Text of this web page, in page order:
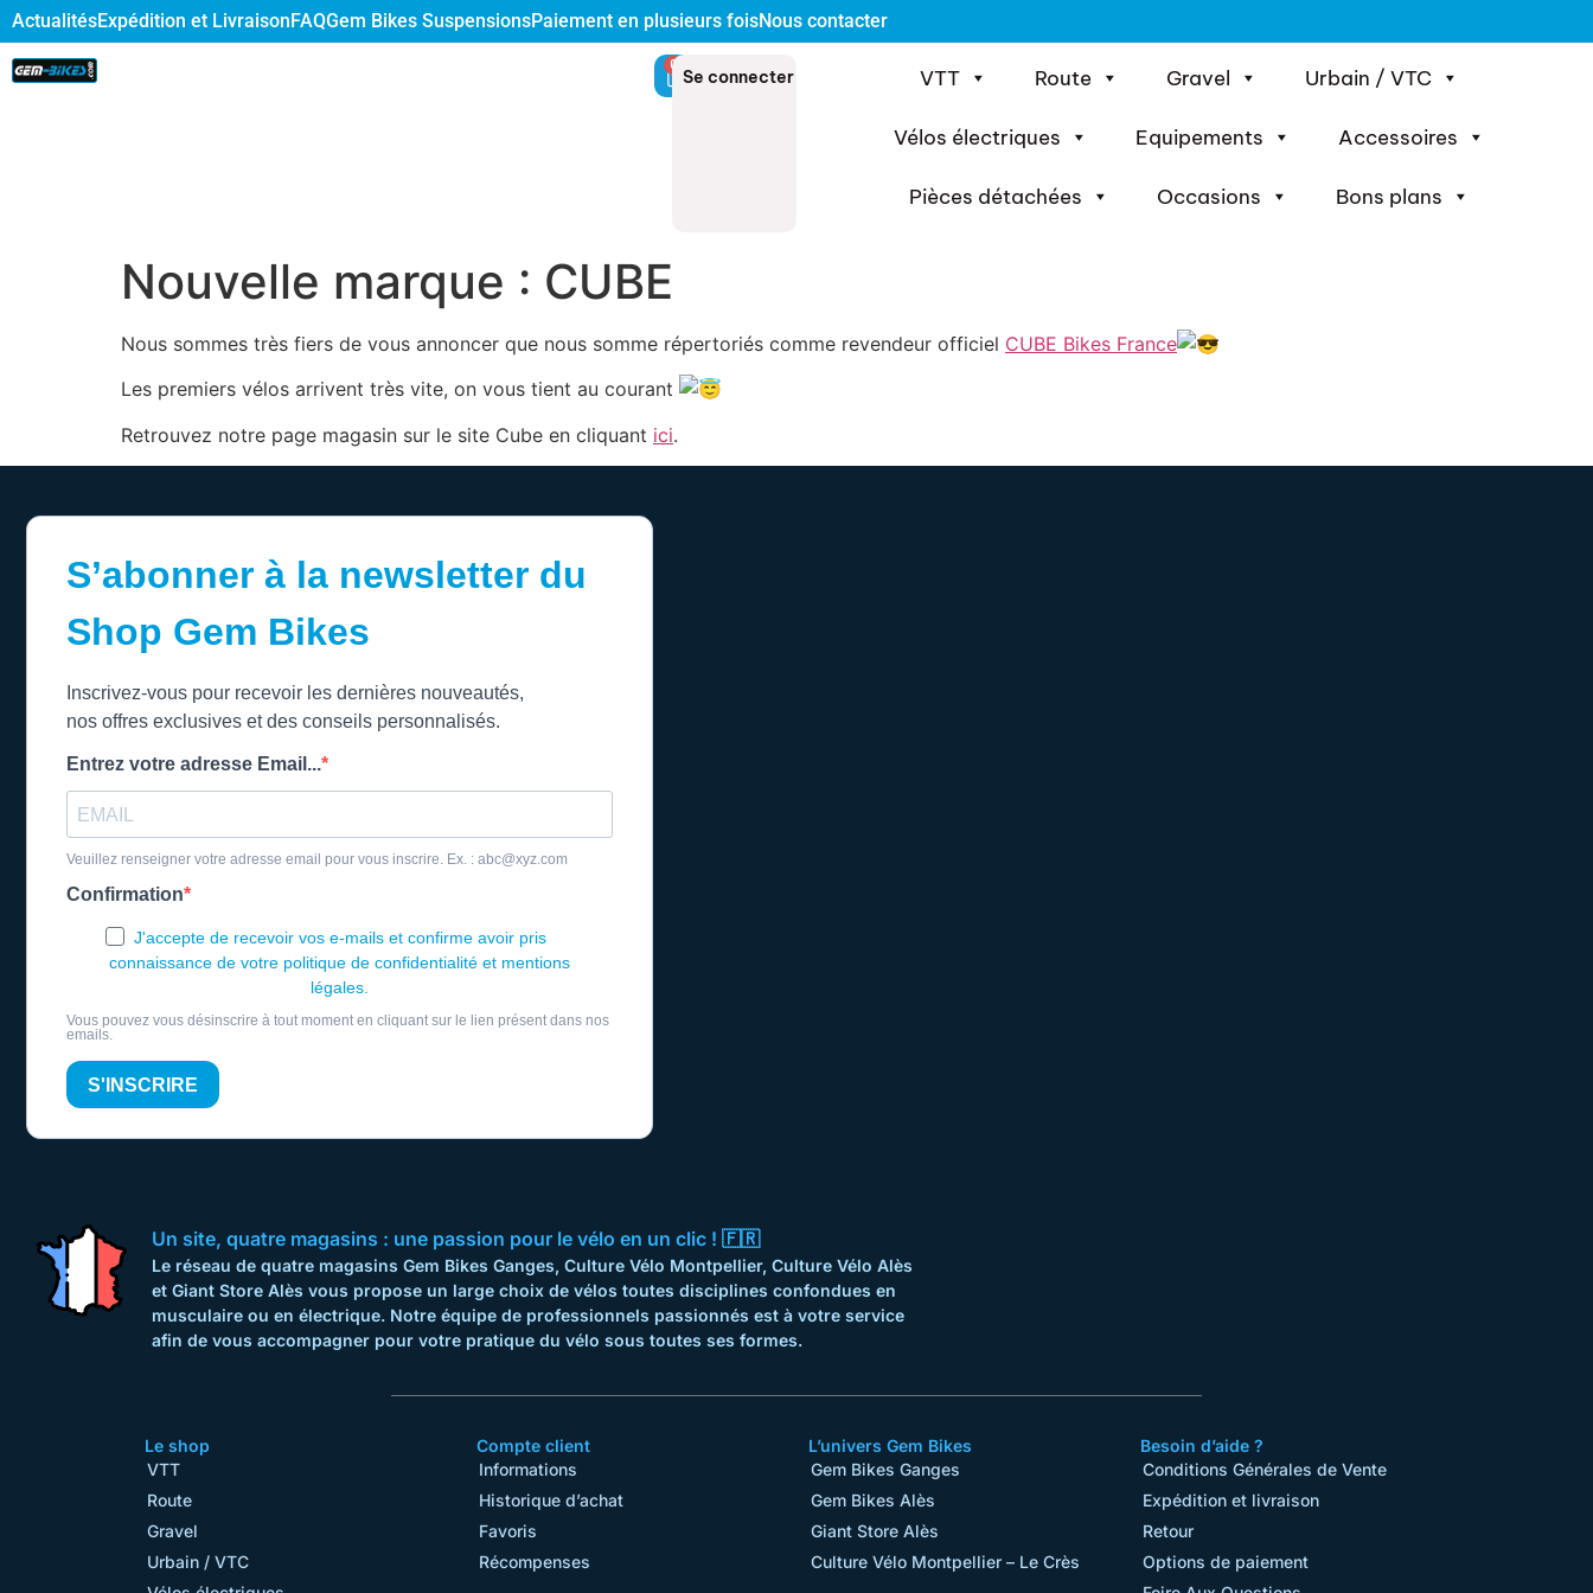
ActualitésExpédition et LivraisonFAQGem Bikes SuspensionsPaiement en plusieurs foisNous contacter
0
Se connecter VTT Route Gravel Urbain / VTC
Vélos électriques Equipements Accessoires
Pièces détachées Occasions Bons plans
Nouvelle marque : CUBE
Nous sommes très fiers de vous annoncer que nous somme répertoriés comme revendeur officiel CUBE Bikes France
Les premiers vélos arrivent très vite, on vous tient au courant
Retrouvez notre page magasin sur le site Cube en cliquant ici.
S’abonner à la newsletter du
Shop Gem Bikes
Inscrivez-vous pour recevoir les dernières nouveautés,
nos offres exclusives et des conseils personnalisés.
Entrez votre adresse Email...
Veuillez renseigner votre adresse email pour vous inscrire. Ex. : abc@xyz.com
Confirmation
J'accepte de recevoir vos e-mails et confirme avoir pris
connaissance de votre politique de confidentialité et mentions
légales.
Vous pouvez vous désinscrire à tout moment en cliquant sur le lien présent dans nos
emails.
S'INSCRIRE
Un site, quatre magasins : une passion pour le vélo en un clic ! 🇫🇷
Le réseau de quatre magasins Gem Bikes Ganges, Culture Vélo Montpellier, Culture Vélo Alès
et Giant Store Alès vous propose un large choix de vélos toutes disciplines confondues en
musculaire ou en électrique. Notre équipe de professionnels passionnés est à votre service
afin de vous accompagner pour votre pratique du vélo sous toutes ses formes.
Le shop
VTT
Route
Gravel
Urbain / VTC
Compte client
Informations
Historique d’achat
Favoris
Récompenses
L’univers Gem Bikes
Gem Bikes Ganges
Gem Bikes Alès
Giant Store Alès
Culture Vélo Montpellier – Le Crès
Besoin d’aide ?
Conditions Générales de Vente​
Expédition et livraison
Retour
Options de paiement